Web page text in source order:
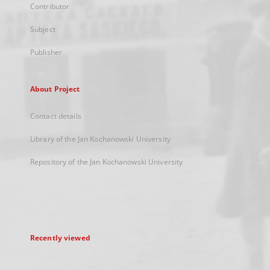
Contributor
Subject
Publisher
About Project
Contact details
Library of the Jan Kochanowski University
Repository of the Jan Kochanowski University
Recently viewed